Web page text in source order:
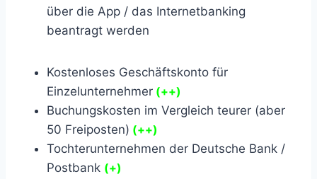
über die App / das Internetbanking
beantragt werden
Kostenloses Geschäftskonto für
Einzelunternehmer (++)
Buchungskosten im Vergleich teurer (aber
50 Freiposten) (++)
Tochterunternehmen der Deutsche Bank /
Postbank (+)